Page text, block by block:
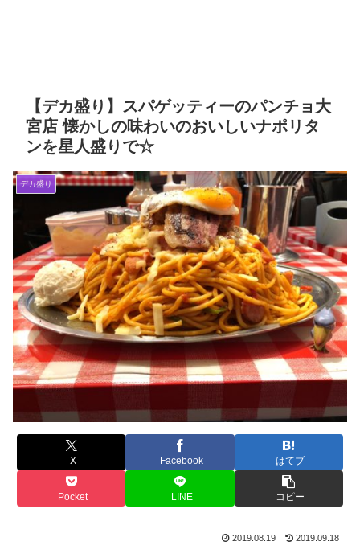
【デカ盛り】スパゲッティーのパンチョ大
宮店 懐かしの味わいのおいしいナポリタ
ンを星人盛りで☆
デカ盛り
X Facebook はてブ
Pocket LINE コピー
2019.08.19 2019.09.18